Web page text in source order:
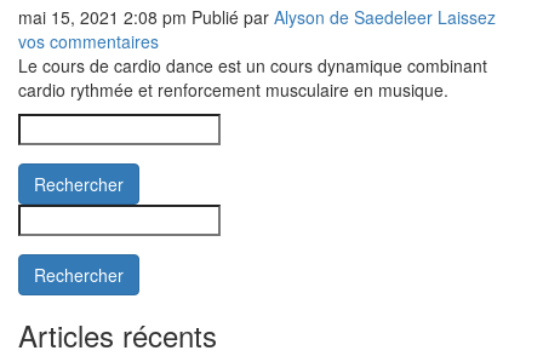
mai 15, 2021 2:08 pm Publié par Alyson de Saedeleer Laissez
vos commentaires
Le cours de cardio dance est un cours dynamique combinant
cardio rythmée et renforcement musculaire en musique.
Rechercher
Rechercher
Articles récents